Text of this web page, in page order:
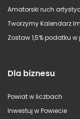
Amatorski ruch
Tworzymy Kalendarz
Zostaw 1,5% podatku
Dla biznesu
Powiat w liczbach
Inwestuj w Powiecie